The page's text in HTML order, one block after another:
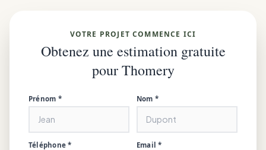
VOTRE PROJET COMMENCE ICI
Obtenez une estimation gratuite
pour Thomery
Prénom * Nom *
Téléphone * Email *